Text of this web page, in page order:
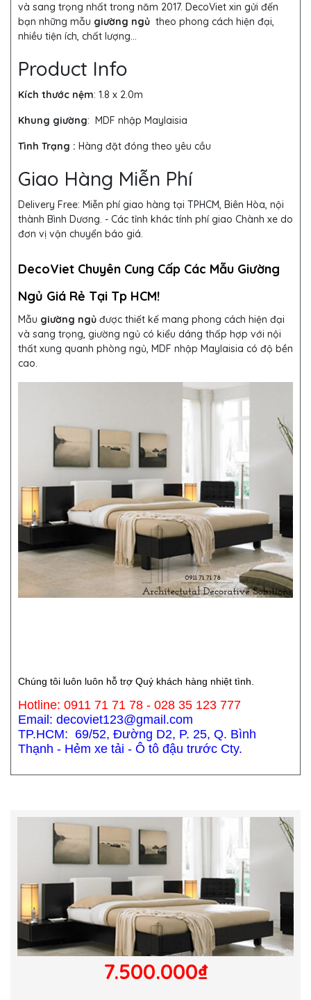
và sang trọng nhất trong năm 2017. DecoViet xin gửi đến
bạn những mẫu giường ngủ theo phong cách hiện đại,
nhiều tiện ích, chất lượng...
Product Info
Kích thước nệm: 1.8 x 2.0m
Khung giường: MDF nhập Maylaisia
Tình Trạng : Hàng đặt đóng theo yêu cầu
Giao Hàng Miễn Phí
Delivery Free: Miễn phí giao hàng tại TPHCM, Biên Hòa, nội
thành Bình Dương. - Các tỉnh khác tính phí giao Chành xe do
đơn vị vận chuyển báo giá.
DecoViet Chuyên Cung Cấp Các Mẫu Giường
Ngủ Giá Rẻ Tại Tp HCM!
Mẫu giường ngủ được thiết kế mang phong cách hiện đại
và sang trọng, giường ngủ có kiểu dáng thấp hợp với nội
thất xung quanh phòng ngủ, MDF nhập Maylaisia có độ bền
cao.
Chúng tôi luôn luôn hỗ trợ Quý khách hàng nhiệt tình.
Hotline: 0911 71 71 78 - 028 35 123 777
Email: decoviet123@gmail.com
TP.HCM: 69/52, Đường D2, P. 25, Q. Bình
Thạnh - Hẻm xe tải - Ô tô đậu trước Cty.
7.500.000₫